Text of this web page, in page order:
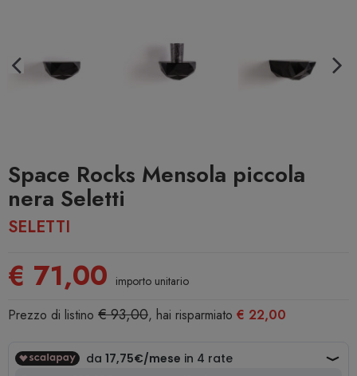
Space Rocks Mensola piccola
nera Seletti
SELETTI
€ 71,00 importo unitario
Prezzo di listino € 93,00, hai risparmiato € 22,00